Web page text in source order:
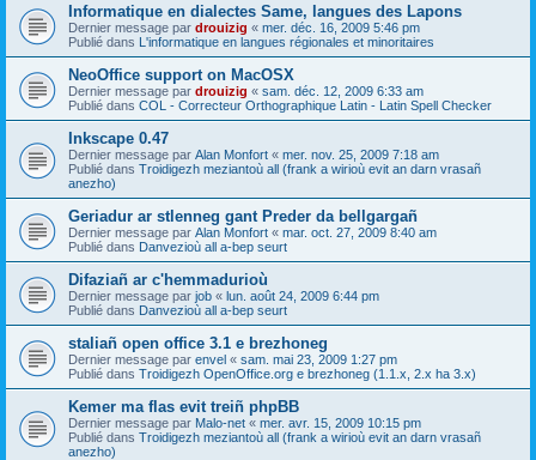
Informatique en dialectes Same, langues des Lapons
Dernier message par drouizig « mer. déc. 16, 2009 5:46 pm
Publié dans L'informatique en langues régionales et minoritaires
NeoOffice support on MacOSX
Dernier message par drouizig « sam. déc. 12, 2009 6:33 am
Publié dans COL - Correcteur Orthographique Latin - Latin Spell Checker
Inkscape 0.47
Dernier message par Alan Monfort « mer. nov. 25, 2009 7:18 am
Publié dans Troidigezh meziantoù all (frank a wirioù evit an darn vrasañ
anezho)
Geriadur ar stlenneg gant Preder da bellgargañ
Dernier message par Alan Monfort « mar. oct. 27, 2009 8:40 am
Publié dans Danvezioù all a-bep seurt
Difaziañ ar c'hemmadurioù
Dernier message par job « lun. août 24, 2009 6:44 pm
Publié dans Danvezioù all a-bep seurt
staliañ open office 3.1 e brezhoneg
Dernier message par envel « sam. mai 23, 2009 1:27 pm
Publié dans Troidigezh OpenOffice.org e brezhoneg (1.1.x, 2.x ha 3.x)
Kemer ma flas evit treiñ phpBB
Dernier message par Malo-net « mer. avr. 15, 2009 10:15 pm
Publié dans Troidigezh meziantoù all (frank a wirioù evit an darn vrasañ
anezho)